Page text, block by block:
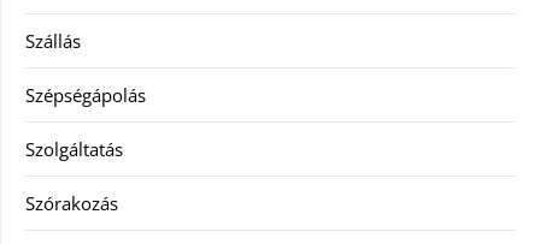
Szállás
Szépségápolás
Szolgáltatás
Szórakozás